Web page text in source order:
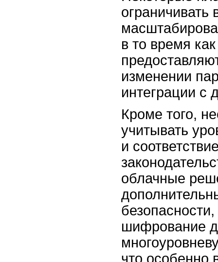
ограничивать
в то время
изменении
интеграции с
Кроме того,
учитывать
и
облачные
безопасности,
шифрование
что особенно